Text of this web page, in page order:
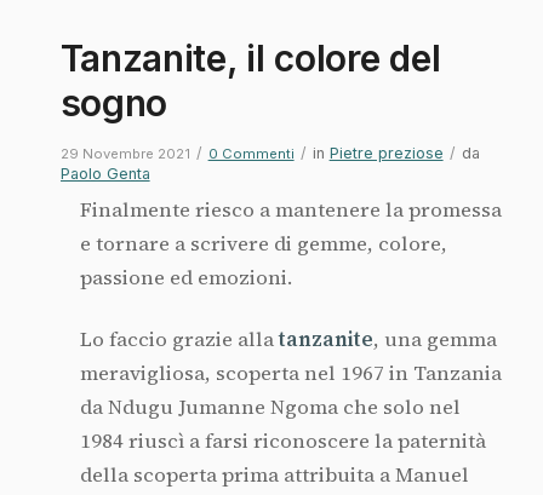
Tanzanite, il colore del
sogno
29 Novembre 2021 / 0 Commenti / in Pietre preziose / da
Paolo Genta
Finalmente riesco a mantenere la promessa
e tornare a scrivere di gemme, colore,
passione ed emozioni.
Lo faccio grazie allatanzanite, una gemma
meravigliosa, scoperta nel 1967 in Tanzania
da Ndugu Jumanne Ngoma che solo nel
1984 riuscì a farsi riconoscere la paternità
della scoperta prima attribuita a Manuel